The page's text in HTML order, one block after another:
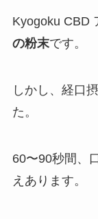
Kyogoku CBD
の粉末です。
しかし、経口
た。
60〜90秒間、
えあります。